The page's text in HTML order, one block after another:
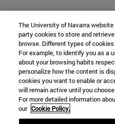
The University of Navarra
party cookies to store and
browse. Different types of
For example, to identify you as a
about your browsing habits
personalize how the content is
cookies you want to enable or
will remain active until you
For more detailed information
our Cookie Policy.